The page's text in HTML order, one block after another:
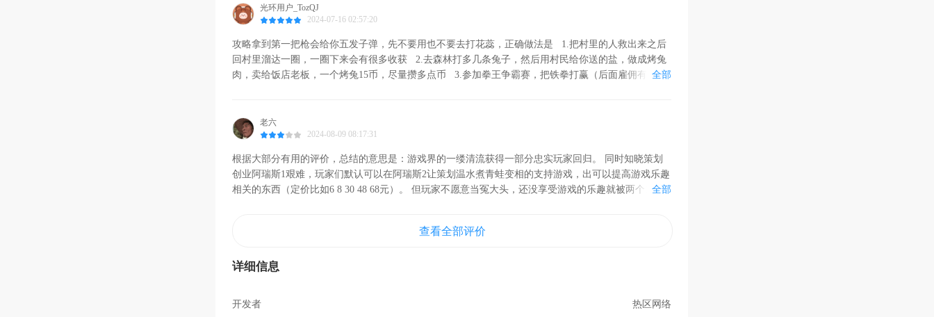
肉的一个*。开荒非常好用。 我建议打机的时候用刀直接砍，而不是用弹弓，因为打一下打不死。用刀
的话直接冲到旁边给他一下狠的就行了，还有我挺讨厌这个鸡被打死以后会像乒乓球一样飞出去。 工
具损坏可以直接修，非常方便，耐久度为零也可以修，前提是你的材料够的话。 （在凌晨喝饮料跳到
白天以后，疑似会有一个bug，要是会弹两遍催你发工资，实测无影响）
光环用户_TozQJ
2024-07-16 02:57:20
攻略拿到第一把枪会给你五发子弹，先不要用也不要去打花蕊，正确做法是 1.把村里的人救出来之后
回村里溜达一圈，一圈下来会有很多收获 2.去森林打多几条兔子，然后用村民给你送的盐，做成烤兔
肉，卖给饭店老板，一个烤兔15币，尽量攒多点币 3.参加拳王争霸赛，把铁拳打赢（后面雇佣有大
那间建议先不要去，有埋伏空间小，打不过 6.打到有黄四海那间，黄四海虽然肉，而且会叫小弟，但
是给他三四发火铳他就老实了（留子弹就是为了更好地杀掉黄四海） 7.在黄四海尸体上找到钥匙去开
门（那门应该很好找，出房子左转就到了）进门以后没有任何危险，还有40发火铳子弹和很多物质在等
你（这四十发子弹就可以去打花蕊了，花蕊掉的花又可以换50发子弹） 8.打关押点建议雇佣铁拳和另
外一个人（随便一个）给他们都做好铁套，一把枪一把刀，枪给铁拳，为了节省子弹，前面两波敌人你
可以给铁拳拿弓，很容易就打死了，打那个boss的时候再给铁拳换枪，然后就是考验你技术啦 上手难度
还是漏洞）反正死的敌人不会再爬起来了，利用这个你可以耗死他们
全部
老六
2024-08-09 08:17:31
根据大部分有用的评价，总结的意思是：游戏界的一缕清流获得一部分忠实玩家回归。 同时知晓策划
创业阿瑞斯1艰难，玩家们默认可以在阿瑞斯2让策划温水煮青蛙变相的支持游戏，出可以提高游戏乐趣
相关的东西（定价比如6 8 30 48 68元）。 但玩家不愿意当冤大头，还没享受游戏的乐趣就被两个128给
全部
查看全部评价
详细信息
开发者 热区网络